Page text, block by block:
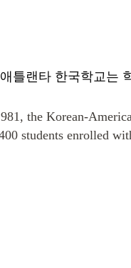
애틀랜타 한국학교는
the Korean-
students enrolled